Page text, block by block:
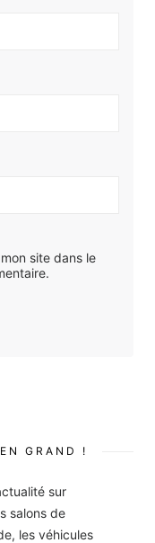
site dans le
GRAND !
sur
salons de
les véhicules